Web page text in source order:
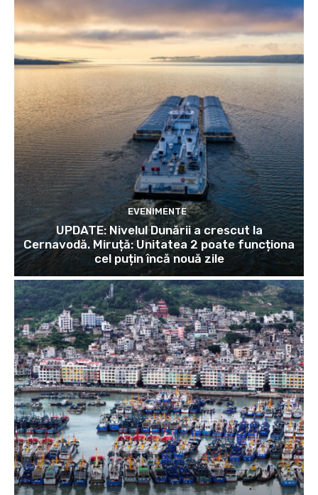
EVENIMENTE
UPDATE: Nivelul Dunării a crescut la
Cernavodă. Miruță: Unitatea 2 poate funcționa
cel puțin încă nouă zile